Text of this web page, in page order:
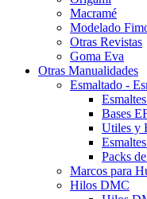
Macramé
Modelado
Otras Revistas
Goma Eva
Otras Manualidades
Esmaltado -
Bases
Utiles y
Packs
Marcos para
Hilos DMC